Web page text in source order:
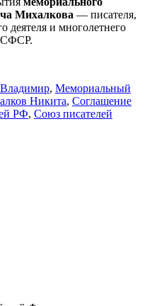
Михалкова — писателя,
деятеля и многолетнего
, Мемориальный
Никита, Соглашение
РФ, Союз писателей